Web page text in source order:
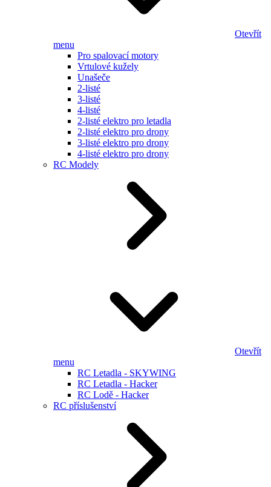
Otevřít
menu
Pro spalovací motory
Vrtulové kužely
Unašeče
2-listé
3-listé
4-listé
2-listé elektro pro letadla
2-listé elektro pro drony
3-listé elektro pro drony
4-listé elektro pro drony
RC Modely
Otevřít
menu
RC Letadla - SKYWING
RC Letadla - Hacker
RC Lodě - Hacker
RC příslušenství